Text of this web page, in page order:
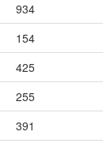
934
154
425
255
391